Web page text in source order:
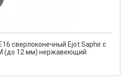
сверлоконечный Ejot Saphir с
(до 12 мм) нержавеющий